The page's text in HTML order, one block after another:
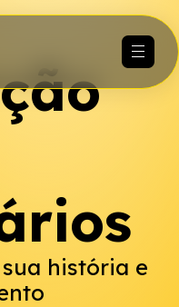
história e